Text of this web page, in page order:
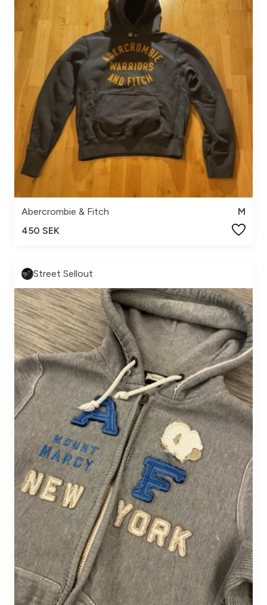
Abercrombie & Fitch
M
450 SEK
Street Sellout